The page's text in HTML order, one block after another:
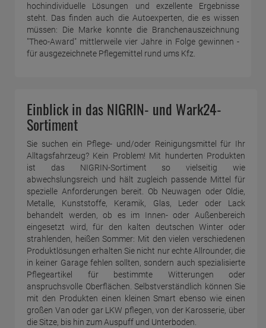
hochindividuelle Lösungen und exzellente Ergebnisse
steht. Das finden auch die Autoexperten, die es wissen
müssen: Die Marke konnte die Branchenauszeichnung
"Theo-Award" mittlerweile vier Jahre in Folge gewinnen -
für ausgezeichnete Pflegemittel rund ums Kfz.
Einblick in das NIGRIN- und Wark24-
Sortiment
Sie suchen ein Pflege- und/oder Reinigungsmittel für Ihr
Alltagsfahrzeug? Kein Problem! Mit hunderten Produkten
ist das NIGRIN-Sortiment so vielseitig wie
abwechslungsreich und hält zugleich passende Mittel für
spezielle Anforderungen bereit. Ob Neuwagen oder Oldie,
Metalle, Kunststoffe, Keramik, Glas, Leder oder Lack
behandelt werden, ob es im Innen- oder Außenbereich
eingesetzt wird, für den kalten deutschen Winter oder
strahlenden, heißen Sommer: Mit den vielen verschiedenen
Produktlösungen erhalten Sie nicht nur echte Allrounder, die
in keiner Garage fehlen sollten, sondern auch spezialisierte
Pflegeartikel für bestimmte Witterungen oder
anspruchsvolle Oberflächen. Selbstverständlich können Sie
mit den Produkten einen kleinen Smart ebenso wie einen
großen Van oder gar LKW pflegen, von der Karosserie, über
die Sitze, bis hin zum Auspuff und Unterboden.